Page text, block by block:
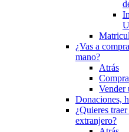
¿Vas a
mano?
Atrás
Vender
Donaciones,
¿Quieres
extranjero?